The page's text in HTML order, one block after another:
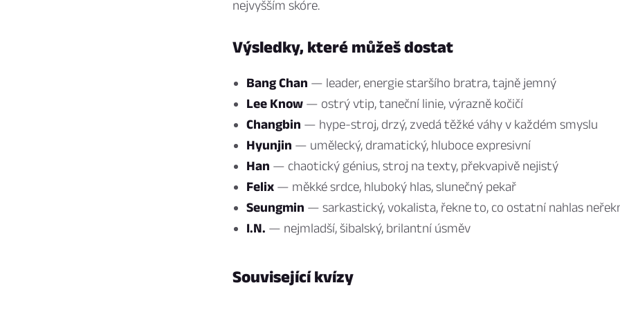
nejvyšším skóre.
Výsledky, které můžeš dostat
Bang Chan — leader, energie staršího bratra, tajně jemný
Lee Know — ostrý vtip, taneční linie, výrazně kočičí
Changbin — hype-stroj, drzý, zvedá těžké váhy v každém smyslu
Hyunjin — umělecký, dramatický, hluboce expresivní
Han — chaotický génius, stroj na texty, překvapivě nejistý
Felix — měkké srdce, hluboký hlas, slunečný pekař
Seungmin — sarkastický, vokalista, řekne to, co ostatní nahlas
I.N. — nejmladší, šibalský, brilantní úsměv
Související kvízy